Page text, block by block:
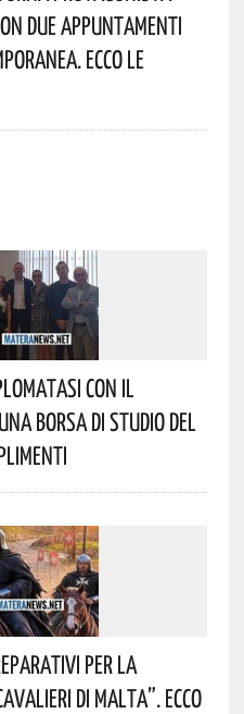
Due Appuntamenti
Ecco Le
Con Il
Borsa Di Studio Del
Per La
DI MALTA”. Ecco